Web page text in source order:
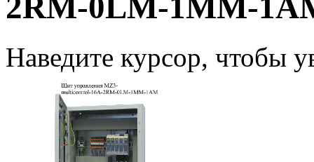
2RM-0LM-1MM-
Наведите курсор, чтобы